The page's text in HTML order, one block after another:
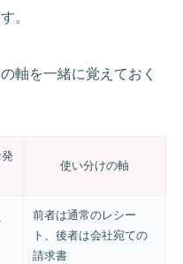
。
軸を一緒に覚えておく
使い分けの軸
前者は通常のレシー
ト、後者は会社宛ての
請求書